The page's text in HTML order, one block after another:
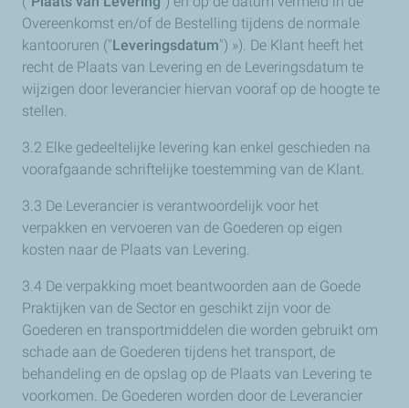
Overeenkomst en/of de Bestelling tijdens de normale
kantooruren ("Leveringsdatum") »). De Klant heeft het
recht de Plaats van Levering en de Leveringsdatum te
wijzigen door leverancier hiervan vooraf op de hoogte te
stellen.
3.2 Elke gedeeltelijke levering kan enkel geschieden na
voorafgaande schriftelijke toestemming van de Klant.
3.3 De Leverancier is verantwoordelijk voor het
verpakken en vervoeren van de Goederen op eigen
kosten naar de Plaats van Levering.
3.4 De verpakking moet beantwoorden aan de Goede
Praktijken van de Sector en geschikt zijn voor de
Goederen en transportmiddelen die worden gebruikt om
schade aan de Goederen tijdens het transport, de
behandeling en de opslag op de Plaats van Levering te
voorkomen. De Goederen worden door de Leverancier